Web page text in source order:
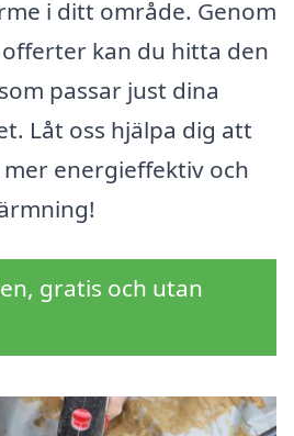
i ditt område. Genom
kan du hitta den
passar just dina
Låt oss hjälpa dig att
energieffektiv och
gratis och utan